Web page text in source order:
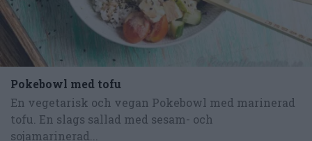
Pokebowl med tofu
En vegetarisk och vegan Pokebowl med marinerad
tofu. En slags sallad med sesam- och
sojamarinerad...